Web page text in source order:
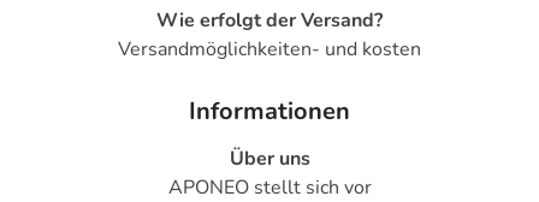
Wie erfolgt der Versand?
Versandmöglichkeiten- und kosten
Informationen
Über uns
APONEO stellt sich vor